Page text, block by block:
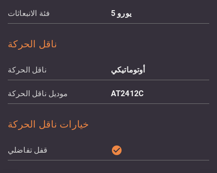
فئة الانبعاثات يورو 5
ناقل الحركة
ناقل الحركة أوتوماتيكي
موديل ناقل الحركة AT2412C
خيارات ناقل الحركة
قفل تفاضلي check_circle